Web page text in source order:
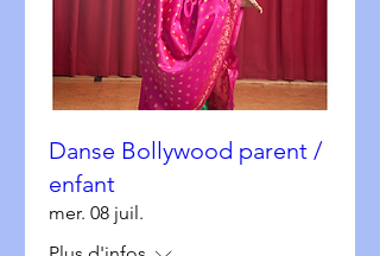
Danse Bollywood parent /
enfant
mer. 08 juil.